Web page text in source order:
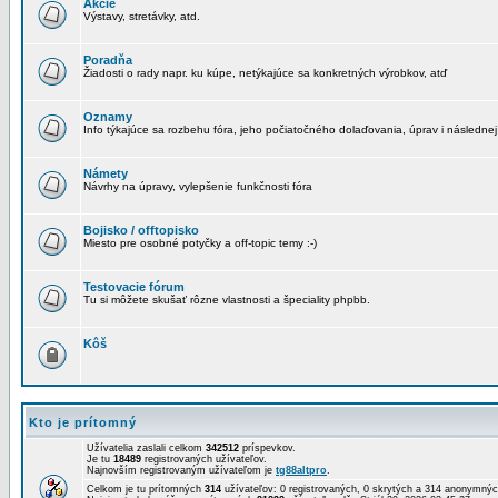
Akcie
Výstavy, stretávky, atd.
Poradňa
Žiadosti o rady napr. ku kúpe, netýkajúce sa konkretných výrobkov, atď
Oznamy
Info týkajúce sa rozbehu fóra, jeho počiatočného dolaďovania, úprav i následnej
Námety
Návrhy na úpravy, vylepšenie funkčnosti fóra
Bojisko / offtopisko
Miesto pre osobné potyčky a off-topic temy :-)
Testovacie fórum
Tu si môžete skušať rôzne vlastnosti a špeciality phpbb.
Kôš
Kto je prítomný
Užívatelia zaslali celkom 342512 príspevkov.
Je tu 18489 registrovaných užívateľov.
Najnovším registrovaným užívateľom je tg88altpro.
Celkom je tu prítomných 314 užívateľov: 0 registrovaných, 0 skrytých a 314